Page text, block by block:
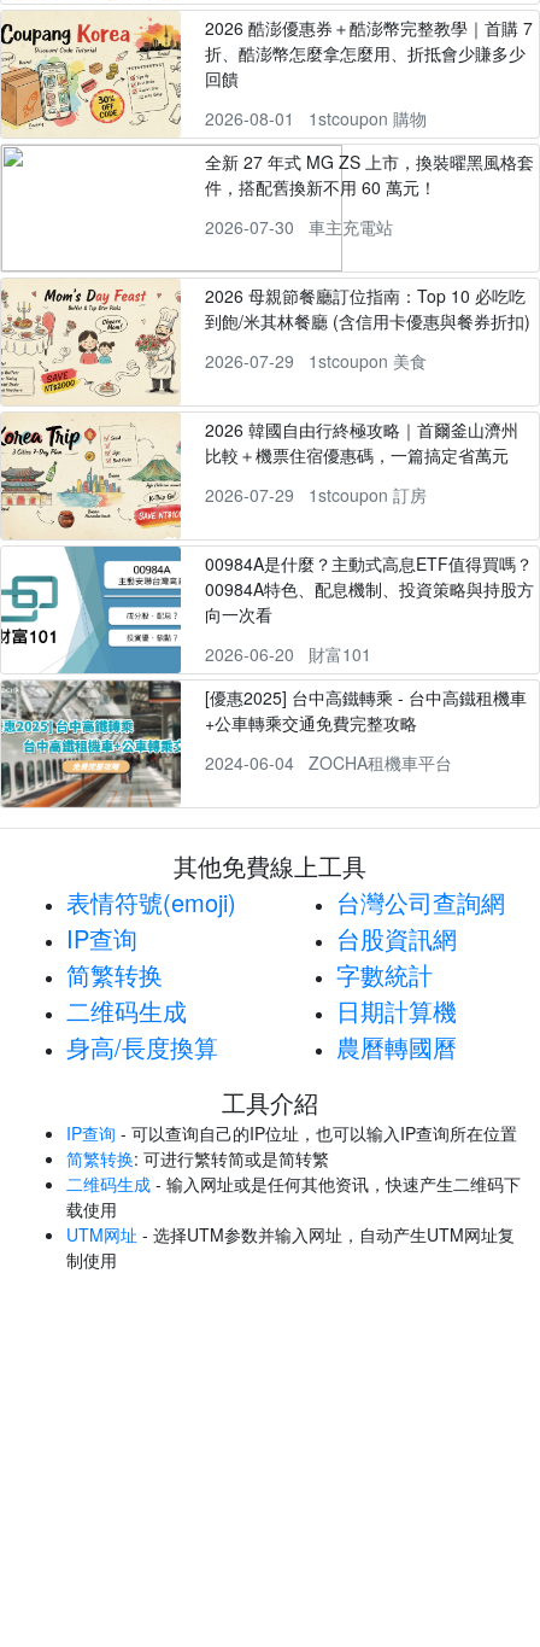
2026 酷澎優惠券＋酷澎幣完整教學｜首購 7
折、酷澎幣怎麼拿怎麼用、折抵會少賺多少
回饋
2026-08-01
1stcoupon 購物
全新 27 年式 MG ZS 上市，換裝曜黑風格套
件，搭配舊換新不用 60 萬元！
2026-07-30
車主充電站
2026 母親節餐廳訂位指南：Top 10 必吃吃
到飽/米其林餐廳 (含信用卡優惠與餐券折扣)
2026-07-29
1stcoupon 美食
2026 韓國自由行終極攻略｜首爾釜山濟州
比較＋機票住宿優惠碼，一篇搞定省萬元
2026-07-29
1stcoupon 訂房
00984A是什麼？主動式高息ETF值得買嗎？
00984A特色、配息機制、投資策略與持股方
向一次看
2026-06-20
財富101
[優惠2025] 台中高鐵轉乘 - 台中高鐵租機車
+公車轉乘交通免費完整攻略
2024-06-04
ZOCHA租機車平台
其他免費線上工具
表情符號(emoji)
IP查询
简繁转换
二维码生成
身高/長度換算
台灣公司查詢網
台股資訊網
字數統計
日期計算機
農曆轉國曆
工具介紹
IP查询 - 可以查询自己的IP位址，也可以输入IP查询所在位置
简繁转换: 可进行繁转简或是简转繁
二维码生成 - 输入网址或是任何其他资讯，快速产生二维码下
载使用
UTM网址 - 选择UTM参数并输入网址，自动产生UTM网址复
制使用